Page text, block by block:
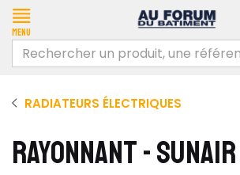
Menu
RADIATEURS ÉLECTRIQUES
RAYONNANT - SUNAIR